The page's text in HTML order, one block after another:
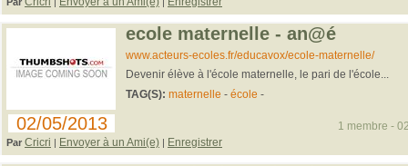
02/05/2013
ecole maternelle - an@é
www.acteurs-ecoles.fr/educavox/ecole-maternelle/
Devenir élève à l'école maternelle, le pari de l'école...
TAG(S): maternelle - école -
Par Cricri | Envoyer à un Ami(e) | Enregistrer
1 membre -